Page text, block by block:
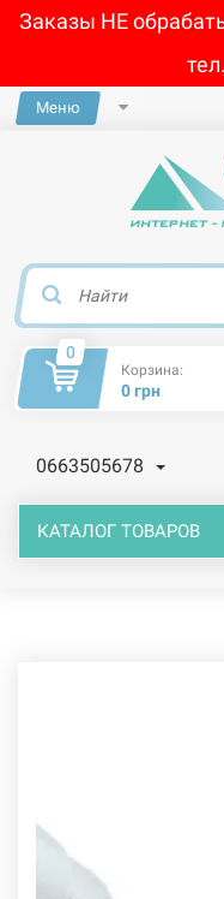
Заказы НЕ
Меню
0
Корзина:
0 грн
0663505678
КАТАЛОГ ТОВАРОВ